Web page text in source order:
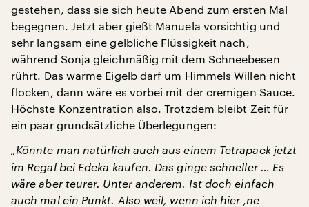
gestehen, dass sie sich heute Abend zum ersten Mal
begegnen. Jetzt aber gießt Manuela vorsichtig und
sehr langsam eine gelbliche Flüssigkeit nach,
während Sonja gleichmäßig mit dem Schneebesen
rührt. Das warme Eigelb darf um Himmels Willen nicht
flocken, dann wäre es vorbei mit der cremigen Sauce.
Höchste Konzentration also. Trotzdem bleibt Zeit für
ein paar grundsätzliche Überlegungen:
„Könnte man natürlich auch aus einem Tetrapack jetzt
im Regal bei Edeka kaufen. Das ginge schneller … Es
wäre aber teurer. Unter anderem. Ist doch einfach
auch mal ein Punkt. Also weil, wenn ich hier ‚ne